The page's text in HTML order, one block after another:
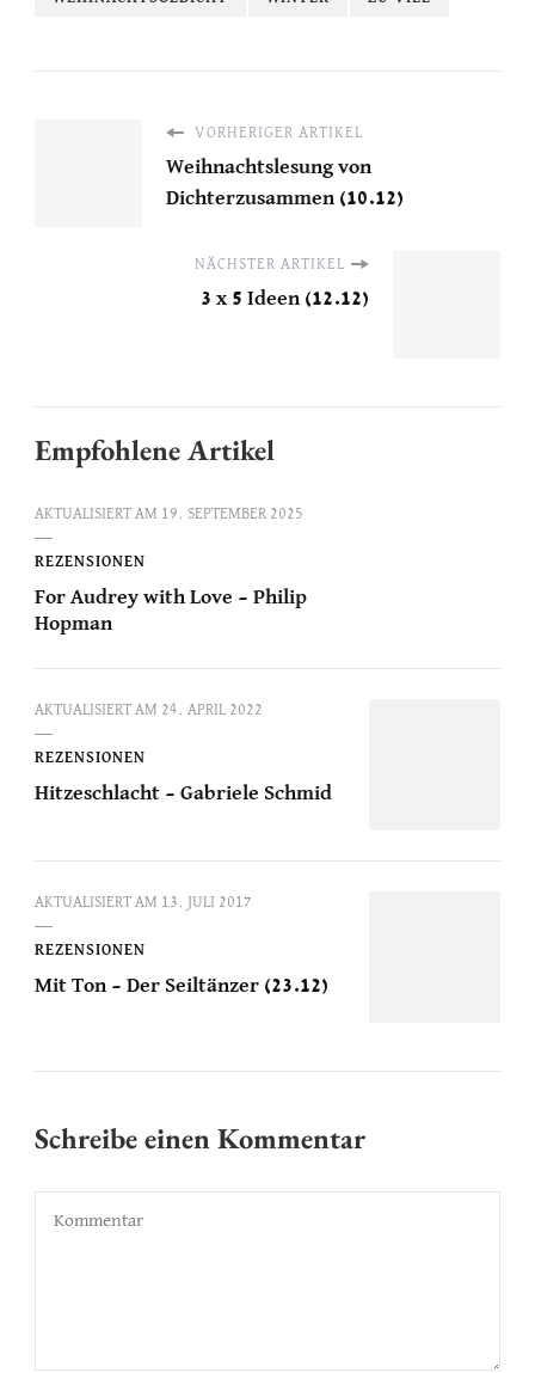
VORHERIGER ARTIKEL
Weihnachtslesung von
Dichterzusammen (10.12)
NÄCHSTER ARTIKEL
3 x 5 Ideen (12.12)
Empfohlene Artikel
AKTUALISIERT AM 19. SEPTEMBER 2025
REZENSIONEN
For Audrey with Love – Philip
Hopman
AKTUALISIERT AM 24. APRIL 2022
REZENSIONEN
Hitzeschlacht – Gabriele Schmid
AKTUALISIERT AM 13. JULI 2017
REZENSIONEN
Mit Ton – Der Seiltänzer (23.12)
Schreibe einen Kommentar